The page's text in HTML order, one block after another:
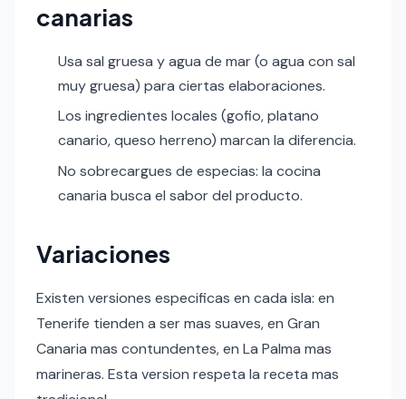
canarias
Usa sal gruesa y agua de mar (o agua con sal
muy gruesa) para ciertas elaboraciones.
Los ingredientes locales (gofio, platano
canario, queso herreno) marcan la diferencia.
No sobrecargues de especias: la cocina
canaria busca el sabor del producto.
Variaciones
Existen versiones especificas en cada isla: en
Tenerife tienden a ser mas suaves, en Gran
Canaria mas contundentes, en La Palma mas
marineras. Esta version respeta la receta mas